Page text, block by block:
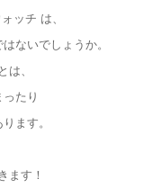
ッチ は、
ないでしょうか。
は、
たり
ます。
ます！